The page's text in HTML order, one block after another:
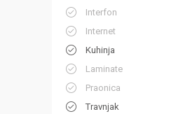
Interfon
Internet
Kuhinja
Laminate
Praonica
Travnjak